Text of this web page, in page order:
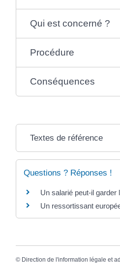
Qui est concerné ?
Procédure
Conséquences
Textes de référence
Questions ? Réponses !
Un salarié peut-il
Un ressortissant
© Direction de l'information légale et